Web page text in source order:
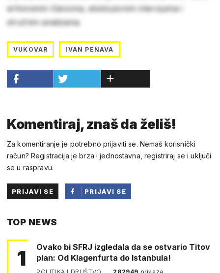
arhiviranim člancima, ekskluzivnim intervjuima i
stručnim analizama.
VUKOVAR IVAN PENAVA
Komentiraj, znaš da želiš!
Za komentiranje je potrebno prijaviti se. Nemaš korisnički
račun? Registracija je brza i jednostavna, registriraj se i uključi
se u raspravu.
PRIJAVI SE
PRIJAVI SE
TOP NEWS
1
Ovako bi SFRJ izgledala da se ostvario Titov
plan: Od Klagenfurta do Istanbula!